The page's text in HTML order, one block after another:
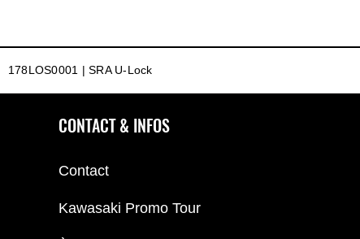
178LOS0001 | SRA U-Lock
CONTACT & INFOS
Contact
Kawasaki Promo Tour